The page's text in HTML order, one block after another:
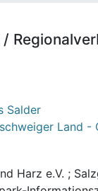
Salder
Land -
Harz e.V. ;